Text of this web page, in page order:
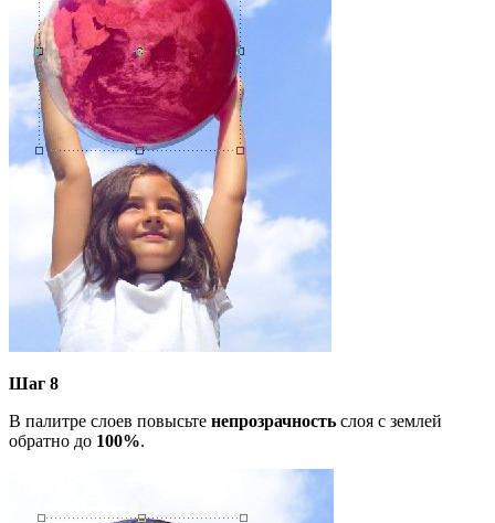
Шаг 8
В палитре слоев повысьте непрозрачность слоя с землей
обратно до 100%.